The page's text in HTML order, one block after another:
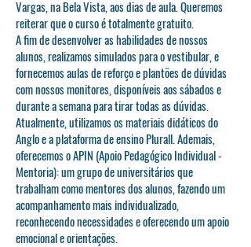
Vargas, na Bela Vista, aos dias de aula. Queremos
reiterar que o curso é totalmente gratuito.
A fim de desenvolver as habilidades de nossos
alunos, realizamos simulados para o vestibular, e
fornecemos aulas de reforço e plantões de dúvidas
com nossos monitores, disponíveis aos sábados e
durante a semana para tirar todas as dúvidas.
Atualmente, utilizamos os materiais didáticos do
Anglo e a plataforma de ensino Plurall. Ademais,
oferecemos o APIN (Apoio Pedagógico Individual -
Mentoria): um grupo de universitários que
trabalham como mentores dos alunos, fazendo um
acompanhamento mais individualizado,
reconhecendo necessidades e oferecendo um apoio
emocional e orientações.